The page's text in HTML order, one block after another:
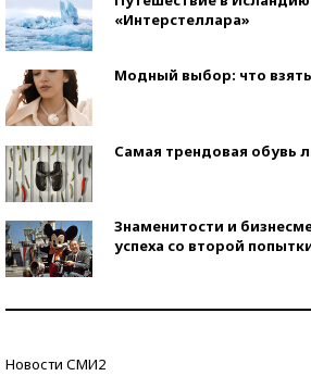
«Интерстеллара»
Модный выбор: что взять
Самая трендовая обувь
Знаменитости и
успеха со второй
Новости СМИ2